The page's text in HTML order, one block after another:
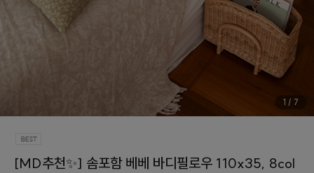
1 / 7
[MD추천✨] 솜포함 베베 바디필로우 110x35, 8col